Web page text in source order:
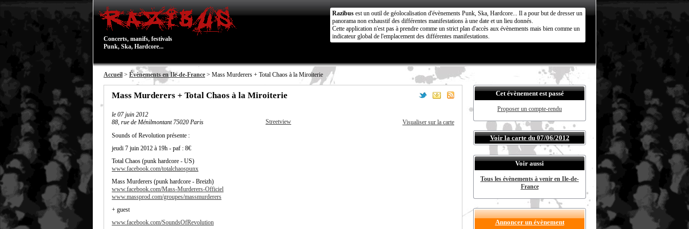
Concerts, manifs, festivals
Punk, Ska, Hardcore...
Razibus est un outil de géolocalisation d'évènements Punk, Ska, Hardcore... Il a pour but de dresser un
panorama non exhaustif des différentes manifestations à une date et un lieu donnés.
Cette application n'est pas à prendre comme un strict plan d'accès aux évènements mais bien comme un
indicateur global de l'emplacement des différentes manifestations.
Accueil > Évènements en Ile-de-France > Mass Murderers + Total Chaos à la Miroiterie
Mass Murderers + Total Chaos à la Miroiterie
le 07 juin 2012
88, rue de Ménilmontant 75020 Paris
Streetview
Visualiser sur la carte
Sounds of Revolution présente :
jeudi 7 juin 2012 à 19h - paf : 8€
Total Chaos (punk hardcore - US)
www.facebook.com/totalchaospunx
Mass Murderers (punk hardcore - Breizh)
www.facebook.com/Mass-Murderers-Officiel
www.massprod.com/groupes/massmurderers
+ guest
www.facebook.com/SoundsOfRevolution
Cet évènement est passé
Proposer un compte-rendu
Voir la carte du 07/06/2012
Voir aussi
Tous les évènements à venir en Ile-de-
France
Annoncer un évènement